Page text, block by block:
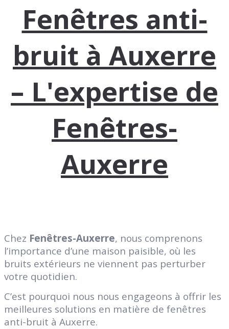
Fenêtres anti-
bruit à Auxerre
– L'expertise de
Fenêtres-
Auxerre
Chez Fenêtres-Auxerre, nous comprenons
l’importance d’une maison paisible, où les
bruits extérieurs ne viennent pas perturber
votre quotidien.
C’est pourquoi nous nous engageons à offrir les
meilleures solutions en matière de fenêtres
anti-bruit à Auxerre.